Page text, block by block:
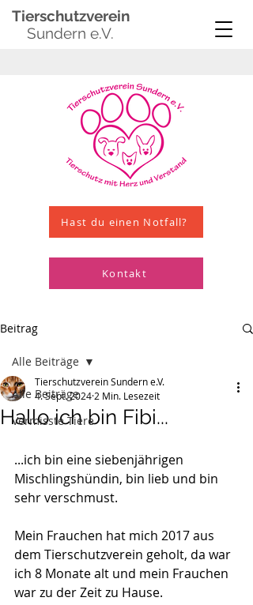
Tierschutzverein
Sundern e.V.
Hast du einen Notfall?
Kontakt
Beitrag
Alle Beiträge
Vermisste Tiere
Alle Beiträge
Hallo ich bin Fibi...
Tierschutzverein Sundern e.V.
4. Sept. 2024 2 Min. Lesezeit
...ich bin eine siebenjährigen
Mischlingshündin, bin lieb und bin
sehr verschmust.
Mein Frauchen hat mich 2017 aus
dem Tierschutzverein geholt, da war
ich 8 Monate alt und mein Frauchen
war zu der Zeit zu Hause.